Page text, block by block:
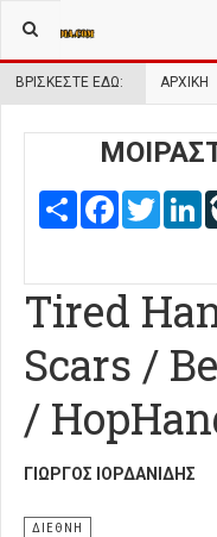
ΒΡΊΣΚΕΣΤΕ ΕΔΏ: ΑΡΧΙΚΉ
Share FacebookTwitter
Tired
Scars /
/
ΓΙΏΡΓΟΣ ΙΟΡΔΑΝΊΔΗΣ
ΔΙΕΘΝΗ